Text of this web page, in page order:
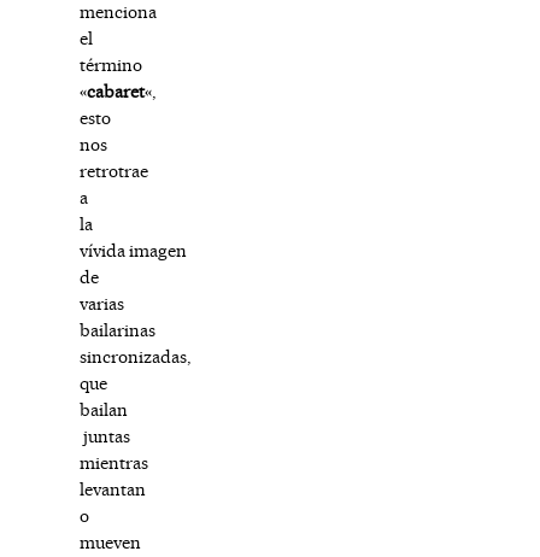
menciona
el
término
«cabaret«,
esto
nos
retrotrae
a
la
vívida imagen
de
varias
bailarinas
sincronizadas,
que
bailan
juntas
mientras
levantan
o
mueven